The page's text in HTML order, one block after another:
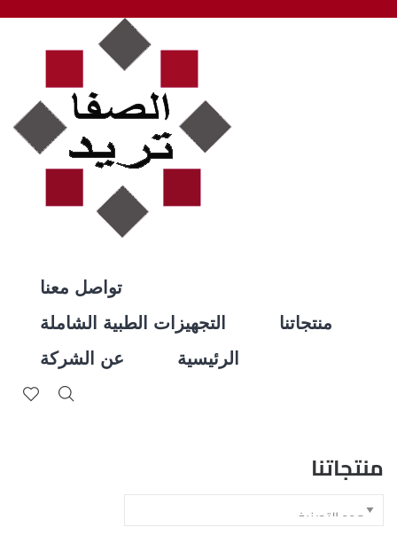
تواصل معنا
التجهيزات الطبية الشاملة
منتجاتنا
عن الشركة
الرئيسية
منتجاتنا